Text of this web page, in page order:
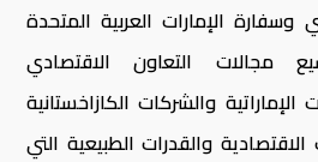
الإمارات العربية المتحدة
مجالات التعاون الاقتصادي
والشركات الكازاخستانية
والقدرات الطبيعية التي